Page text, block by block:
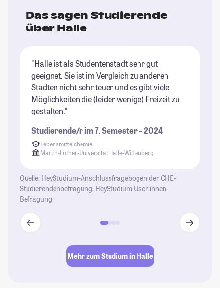
Das sagen Studierende
über Halle
"Halle ist als Studentenstadt sehr gut
geeignet. Sie ist im Vergleich zu anderen
Städten nicht sehr teuer und es gibt viele
Möglichkeiten die (leider wenige) Freizeit zu
gestalten."
Studierende/r im 7. Semester – 2024
Lebensmittelchemie
Martin-Luther-Universität Halle-Wittenberg
Quelle: HeyStudium-Anschlussfragebogen der CHE-
Studierendenbefragung, HeyStudium User:innen-
Befragung
Mehr zum Studium in Halle